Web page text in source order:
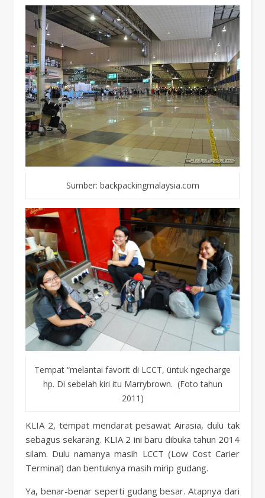
Sumber: backpackingmalaysia.com
Tempat “melantai favorit di LCCT, üntuk ngecharge
hp. Di sebelah kiri itu Marrybrown. (Foto tahun
2011)
KLIA 2, tempat mendarat pesawat Airasia, dulu tak
sebagus sekarang. KLIA 2 ini baru dibuka tahun 2014
silam. Dulu namanya masih LCCT (Low Cost Carier
Terminal) dan bentuknya masih mirip gudang.
Ya, benar-benar seperti gudang besar. Atapnya dari